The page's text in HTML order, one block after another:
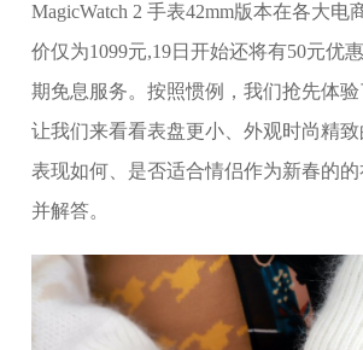
MagicWatch 2 手表42mm版本在各大电
价仅为1099元,19日开始还将有50元优
期免息服务。按照惯例，我们抢先体验
让我们来看看表盘更小、外观时尚精致
表现如何、是否适合情侣作为新春的
并解答。